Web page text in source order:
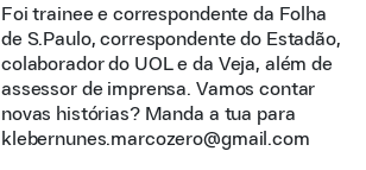
Foi trainee e correspondente da Folha
de S.Paulo, correspondente do Estadão,
colaborador do UOL e da Veja, além de
assessor de imprensa. Vamos contar
novas histórias? Manda a tua para
klebernunes.marcozero@gmail.com